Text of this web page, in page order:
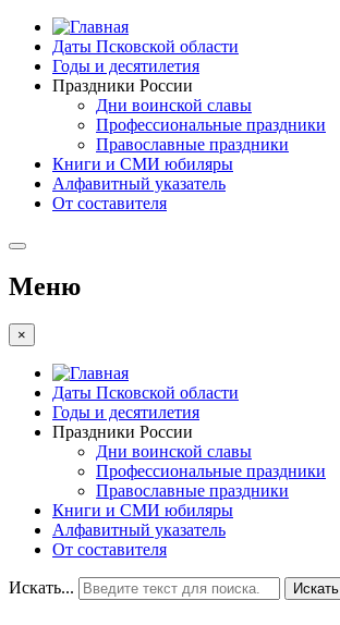
Даты Псковской области
Годы и десятилетия
Праздники России
Дни воинской славы
Профессиональные праздники
Православные праздники
Книги и СМИ юбиляры
Алфавитный указатель
От составителя
Меню
×
Даты Псковской области
Годы и десятилетия
Праздники России
Дни воинской славы
Профессиональные праздники
Православные праздники
Книги и СМИ юбиляры
Алфавитный указатель
От составителя
Искать... Искать